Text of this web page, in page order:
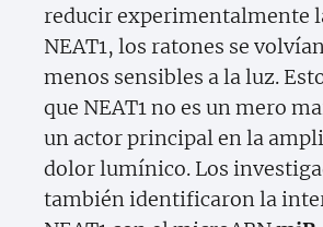
reducir experimentalmente
NEAT1, los ratones se
menos sensibles a la luz.
que NEAT1 no es un mero
un actor principal en la
dolor lumínico. Los
también identificaron la